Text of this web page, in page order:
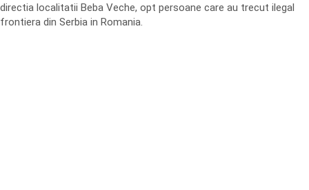
directia localitatii Beba Veche, opt persoane care au trecut ilegal
frontiera din Serbia in Romania.